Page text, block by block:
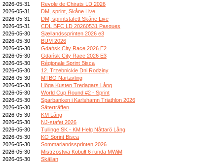
2026-05-31
Revole de Chirats LD 2026
2026-05-31
DM, sprint, Skåne Live
2026-05-31
DM, sprintstafett Skåne Live
2026-05-31
CDL BFC LD 20260531 Pasques
2026-05-30
Sjællandssprinten 2026 e3
2026-05-30
BUM 2026
2026-05-30
Gdańsk City Race 2026 E2
2026-05-30
Gdańsk City Race 2026 E3
2026-05-30
Régionale Sprint Bisca
2026-05-30
12. Trzebnickie Dni Rodziny
2026-05-30
MTBO Närtävling
2026-05-30
Höga Kusten Tredagars Lång
2026-05-30
World Cup Round #2 - Sprint
2026-05-30
Sparbanken i Karlshamn Triathlon 2026
2026-05-30
Säterträffen
2026-05-30
KM Lång
2026-05-30
NJ-stafet 2026
2026-05-30
Tullinge SK - KM Helg Nåttarö Lång
2026-05-30
KO Sprint Bisca
2026-05-30
Sommarlandssprinten 2026
2026-05-30
Mistrzostwa Kobułt 6 runda MWiM
2026-05-30
Skällan